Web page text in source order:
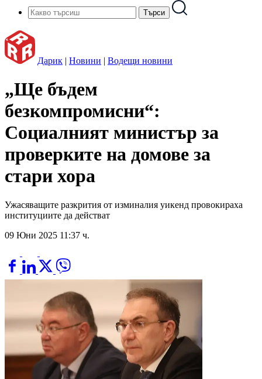
Дарик | Новини | Водещи новини
„Ще бъдем
безкомпромисни“:
Социалният министър за
проверките на домове за
стари хора
Ужасяващите разкрития от изминалия уикенд провокираха
институциите да действат
09 Юни 2025 11:37 ч.